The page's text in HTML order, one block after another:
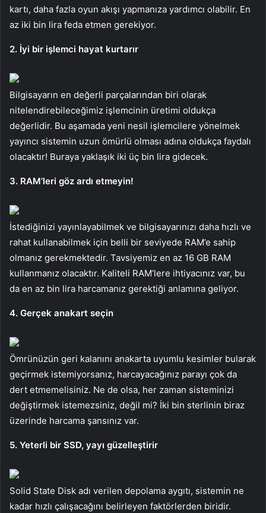
kartı, daha fazla oyun akışı yapmanıza yardımcı olabilir. En
az iki bin lira feda etmen gerekiyor.
2. İyi bir işlemci hayat kurtarır
Bilgisayarın en değerli parçalarından biri olarak
nitelendirebileceğimiz işlemcinin üretimi oldukça
değerlidir. Bu aşamada yeni nesil işlemcilere yönelmek
yayıncı sistemin uzun ömürlü olması adına oldukça faydalı
olacaktır! Buraya yaklaşık iki üç bin lira gidecek.
3. RAM’leri göz ardı etmeyin!
İstediğinizi yayınlayabilmek ve bilgisayarınızı daha hızlı ve
rahat kullanabilmek için belli bir seviyede RAM’e sahip
olmanız gerekmektedir. Tavsiyemiz en az 16 GB RAM
kullanmanız olacaktır. Kaliteli RAM’lere ihtiyacınız var, bu
da en az bin lira harcamanız gerektiği anlamına geliyor.
4. Gerçek anakart seçin
Ömrünüzün geri kalanını anakarta uyumlu kesimler bularak
geçirmek istemiyorsanız, harcayacağınız parayı çok da
dert etmemelisiniz. Ne de olsa, her zaman sisteminizi
değiştirmek istemezsiniz, değil mi? İki bin sterlinin biraz
üzerinde harcama şansınız var.
5. Yeterli bir SSD, yayı güzelleştirir
Solid State Disk adı verilen depolama aygıtı, sistemin ne
kadar hızlı çalışacağını belirleyen faktörlerden biridir.